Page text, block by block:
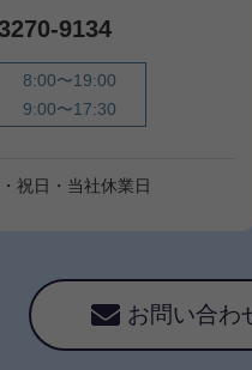
9134
8:00〜19:00
9:00〜17:30
祝日・当社休業日
お問い合わ